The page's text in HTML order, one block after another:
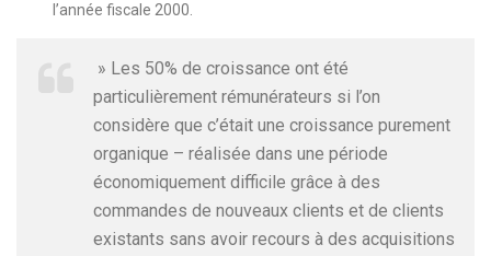
l’année fiscale 2000.
» Les 50% de croissance ont été
particulièrement rémunérateurs si l’on
considère que c’était une croissance purement
organique – réalisée dans une période
économiquement difficile grâce à des
commandes de nouveaux clients et de clients
existants sans avoir recours à des acquisitions